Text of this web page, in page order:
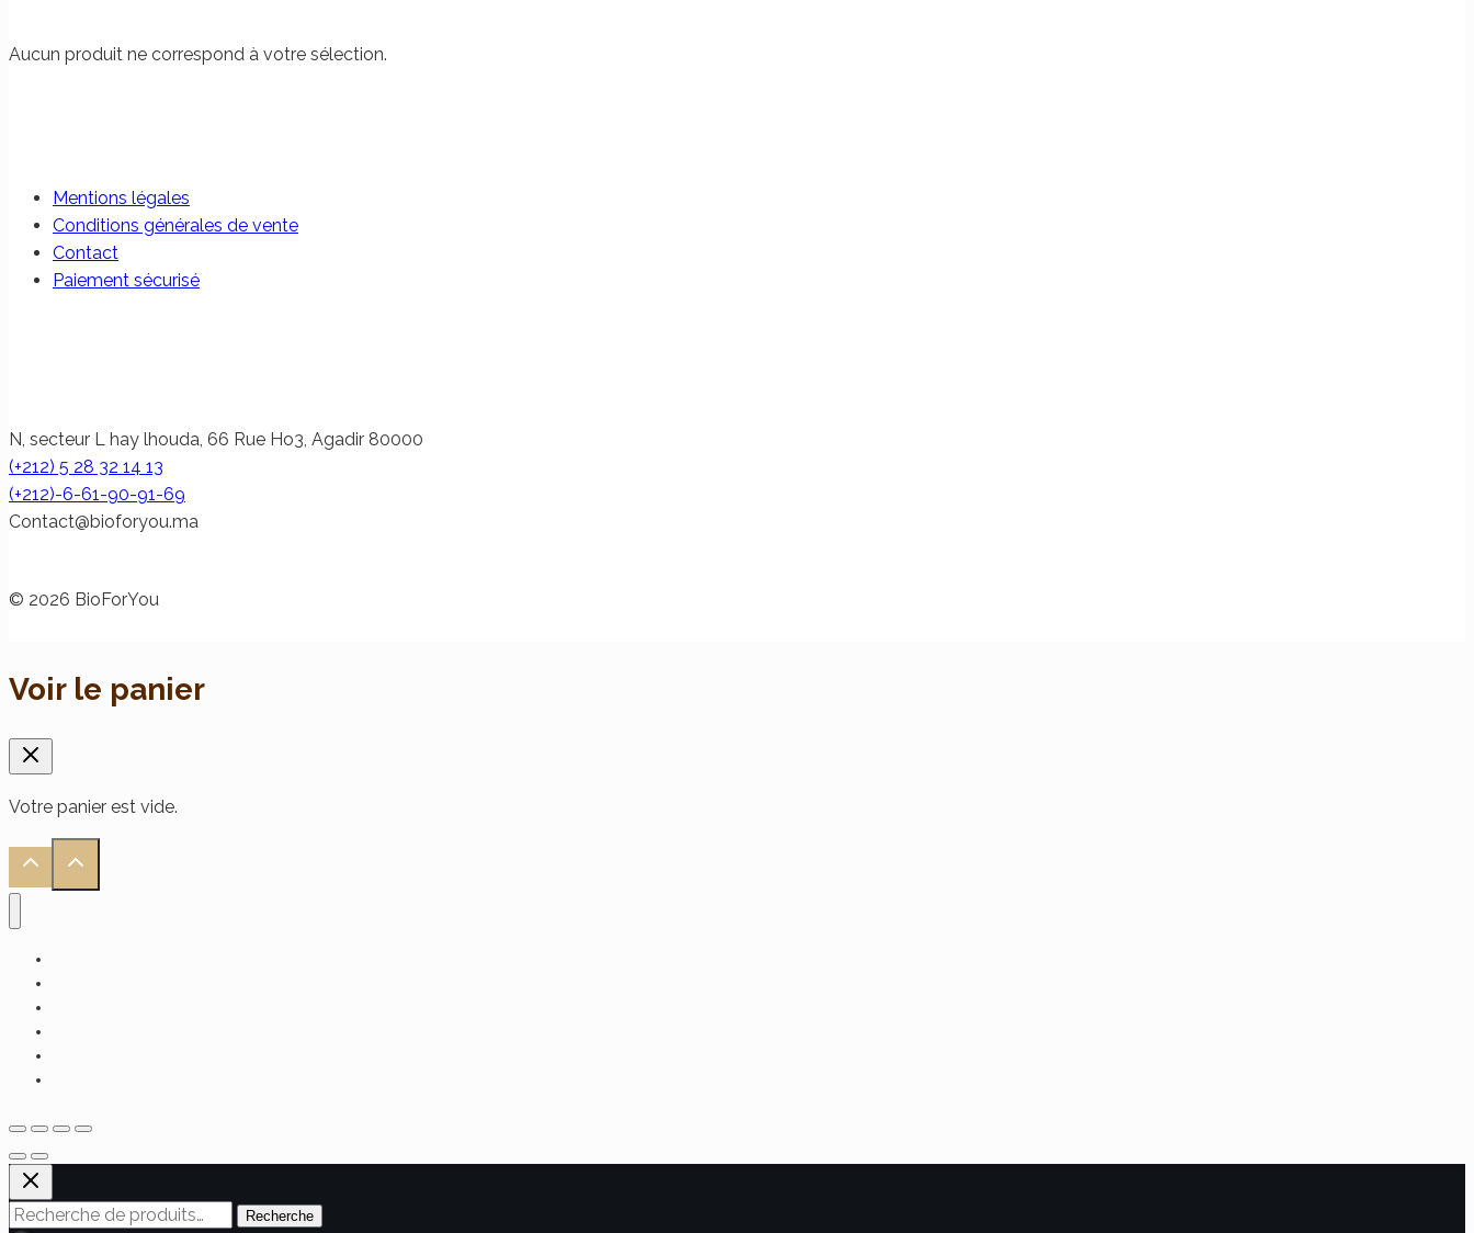
Aucun produit ne correspond à votre sélection.
Mentions légales
Conditions générales de vente
Contact
Paiement sécurisé
N, secteur L hay lhouda, 66 Rue Ho3, Agadir 80000
(+212) 5 28 32 14 13
(+212)-6-61-90-91-69
am.uoyrofoib
@tcatnoC
© 2026 BioForYou
Voir le panier
Votre panier est vide.
Recherche
Recherche